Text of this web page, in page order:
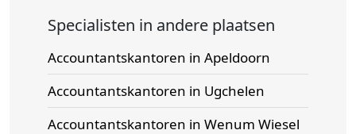
Specialisten in andere plaatsen
Accountantskantoren in Apeldoorn
Accountantskantoren in Ugchelen
Accountantskantoren in Wenum Wiesel